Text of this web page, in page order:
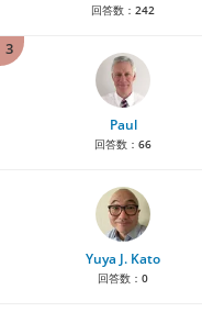
回答数： 242
3
Paul
回答数： 66
Yuya J. Kato
回答数： 0